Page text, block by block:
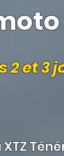
2 et 3